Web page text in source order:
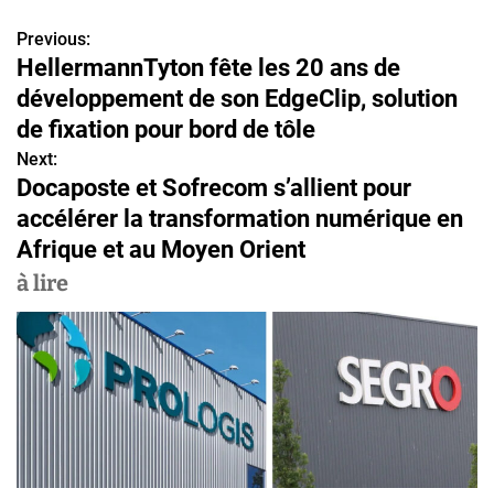
N
a
v
i
g
a
t
i
Previous:
HellermannTyton fête les 20 ans de
développement de son EdgeClip, solution
de fixation pour bord de tôle
Next:
Docaposte et Sofrecom s’allient pour
accélérer la transformation numérique en
Afrique et au Moyen Orient
à lire